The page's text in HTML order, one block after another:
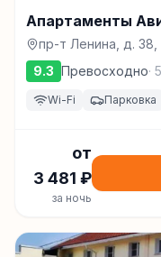
Апартаменты
пр-т Ленина, д.
9.3 Превосходно· 5
Wi-Fi Парковка
от
3 481 ₽
за ночь